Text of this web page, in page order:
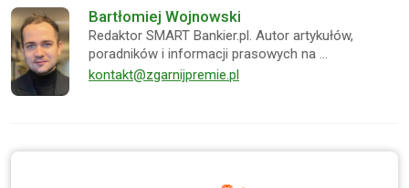
Bartłomiej Wojnowski
Redaktor SMART Bankier.pl. Autor artykułów,
poradników i informacji prasowych na …
kontakt@zgarnijpremie.pl